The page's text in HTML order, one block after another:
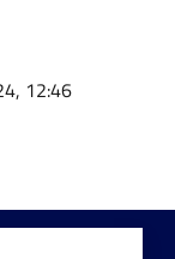
12:46